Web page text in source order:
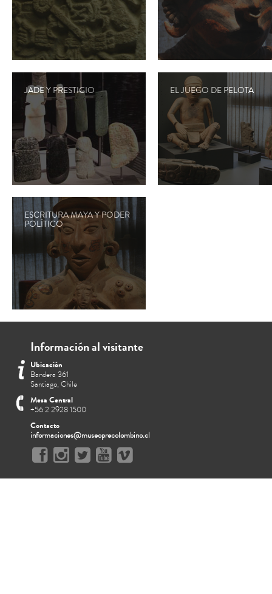
JADE Y PRESTIGIO EL JUEGO DE PELOTA
ESCRITURA MAYA Y PODER
POLÍTICO
Información al visitante
Ubicación
Bandera 361
Santiago, Chile
Mesa Central
+56 2 2928 1500
Contacto
informaciones@museoprecolombino.cl